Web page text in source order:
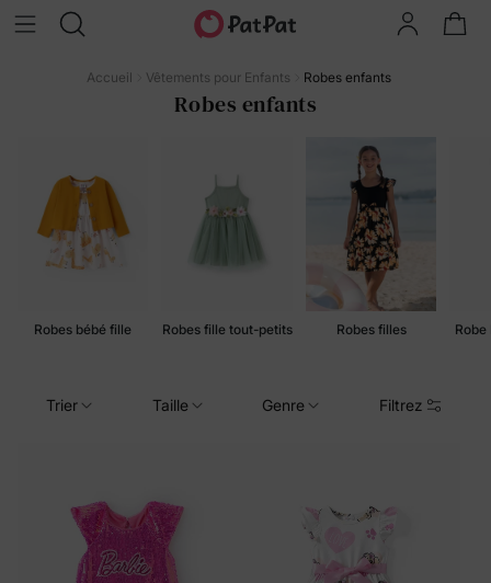
Accueil Vêtements pour Enfants Robes enfants
Robes enfants
Robes bébé fille Robes fille tout-petits Robes filles
Trier Taille Genre Filtrez